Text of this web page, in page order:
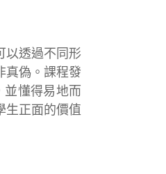
透過不同形
真偽。課程發
懂得易地而
生正面的價值